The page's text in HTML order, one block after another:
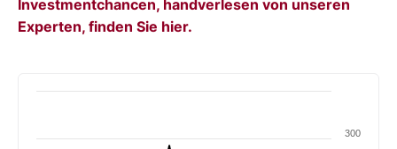
Investmentchancen, handverlesen von unseren
Experten, finden Sie hier.
300